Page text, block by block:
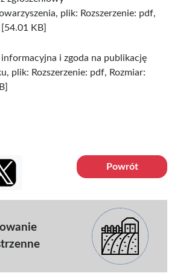
plik: Rozszerzenie: pdf,
[54.01 KB]
informacyjna i zgoda na publikację
plik: Rozszerzenie: pdf, Rozmiar:
Powrót